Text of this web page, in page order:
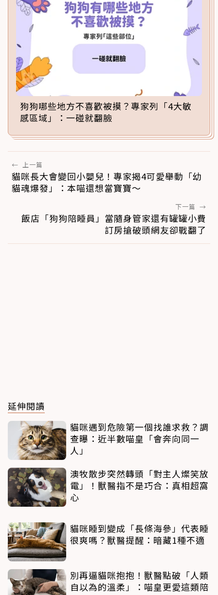
狗狗哪些地方不喜歡被摸？專家列「4大敏
感區域」：一碰就翻臉
← 上一篇
貓咪長大會變回小嬰兒！專家揭4可愛舉動「幼
貓魂爆發」：本喵還想當寶寶～
下一篇 →
飯店「狗狗陪睡員」當隨身管家還有罐罐小費
訂房搶破頭網友卻戰翻了
延伸閱讀
貓咪遇到危險第一個找誰求救？調
查曝：近半數喵皇「會奔向同一
人」
澳牧散步突然轉頭「對主人燦笑放
電」！獸醫指不是巧合：真相超窩
心
貓咪睡到變成「長條海參」代表睡
很爽嗎？獸醫提醒：暗藏1種不適
別再逼貓咪抱抱！獸醫點破「人類
自以為的溫柔」：喵皇更愛這類陪